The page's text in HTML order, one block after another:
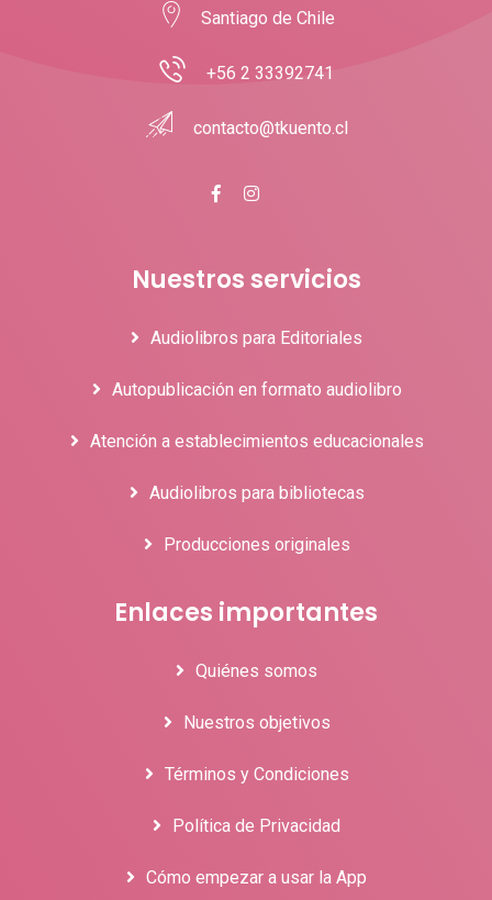
Santiago de Chile
+56 2 33392741
contacto@tkuento.cl
Nuestros servicios
Audiolibros para Editoriales
Autopublicación en formato audiolibro
Atención a establecimientos educacionales
Audiolibros para bibliotecas
Producciones originales
Enlaces importantes
Quiénes somos
Nuestros objetivos
Términos y Condiciones
Política de Privacidad
Cómo empezar a usar la App